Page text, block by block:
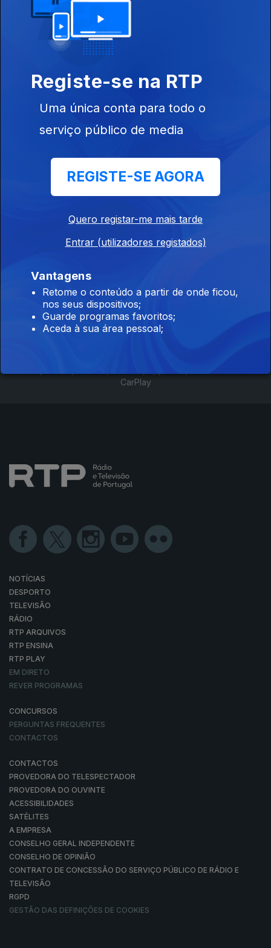
Debate sobre "o Estado da Língua" com
Sandra Duarte Tavares e Carlos Rocha.
Moderador: Luis Caetano.
Reportagem na Escola António Sérgio
Debate sobre o Acordo Ortográfico. Com João
Instale a aplicação
CarPlay
NOTÍCIAS
DESPORTO
TELEVISÃO
RÁDIO
RTP ARQUIVOS
RTP ENSINA
RTP PLAY
EM DIRETO
REVER PROGRAMAS
CONCURSOS
PERGUNTAS FREQUENTES
CONTACTOS
CONTACTOS
PROVEDORA DO TELESPECTADOR
PROVEDORA DO OUVINTE
ACESSIBILIDADES
SATÉLITES
A EMPRESA
CONSELHO GERAL INDEPENDENTE
CONSELHO DE OPINIÃO
CONTRATO DE CONCESSÃO DO SERVIÇO PÚBLICO DE RÁDIO E
TELEVISÃO
RGPD
GESTÃO DAS DEFINIÇÕES DE COOKIES
Registe-se na RTP
Uma única conta para todo o
serviço público de media
REGISTE-SE AGORA
Quero registar-me mais tarde
Entrar (utilizadores registados)
Vantagens
Retome o conteúdo a partir de onde ficou,
nos seus dispositivos;
Guarde programas favoritos;
Aceda à sua área pessoal;